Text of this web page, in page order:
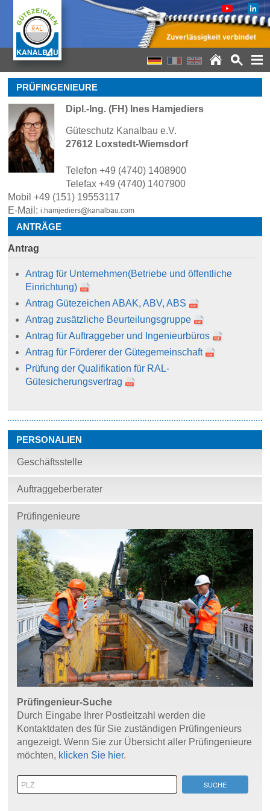
PRÜFINGENIEURE
Dipl.-Ing. (FH) Ines Hamjediers
Güteschutz Kanalbau e.V.
27612 Loxstedt-Wiemsdorf
Telefon +49 (4740) 1408900
Telefax +49 (4740) 1407900
Mobil +49 (151) 19553117
E-Mail:
ANTRÄGE
Antrag
Antrag für Unternehmen(Betriebe und öffentliche
Einrichtung)
Antrag Gütezeichen ABAK, ABV, ABS
Antrag zusätzliche Beurteilungsgruppe
Antrag für Auftraggeber und Ingenieurbüros
Antrag für Förderer der Gütegemeinschaft
Prüfung der Qualifikation für RAL-
Gütesicherungsvertrag
PERSONALIEN
Geschäftsstelle
Auftraggeberberater
Prüfingenieure
Prüfingenieur-Suche
Durch Eingabe Ihrer Postleitzahl werden die
Kontaktdaten des für Sie zuständigen Prüfingenieurs
angezeigt. Wenn Sie zur Übersicht aller Prüfingenieure
möchten, klicken Sie hier.
SUCHE